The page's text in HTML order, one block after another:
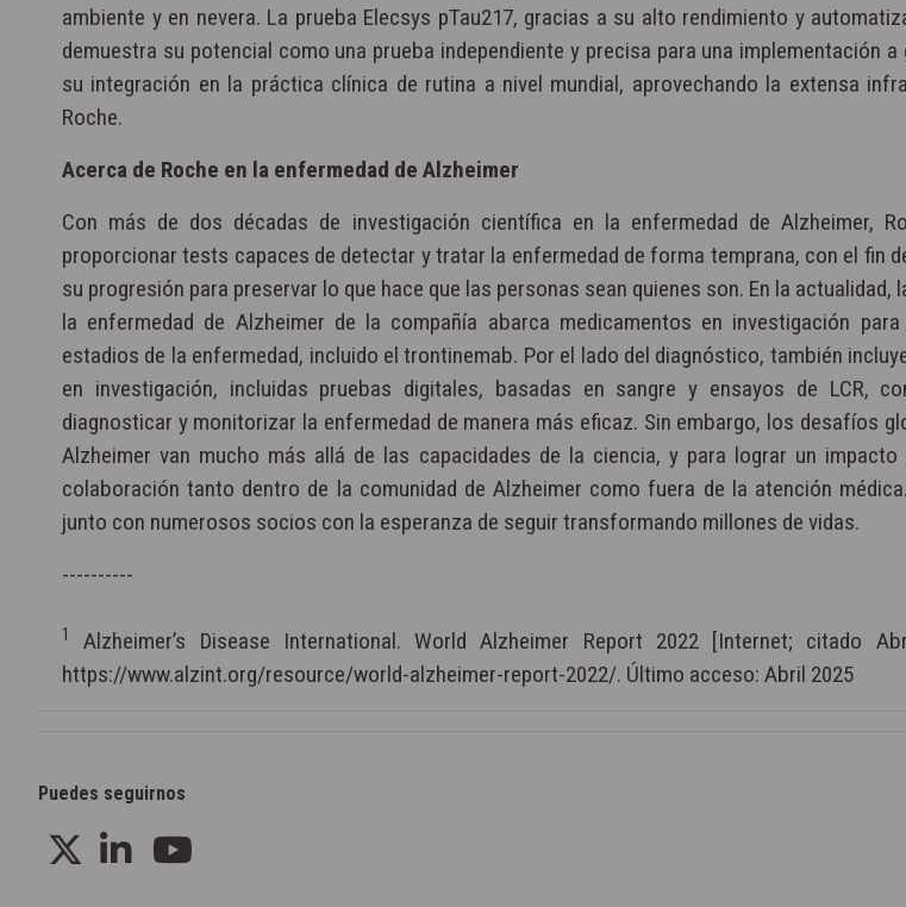
ambiente y en nevera. La prueba Elecsys pTau217, gracias a su alto rendimiento y
demuestra su potencial como una prueba independiente y precisa para una implementación
su integración en la práctica clínica de rutina a nivel mundial, aprovechando la extensa
Roche.
Acerca de Roche en la enfermedad de Alzheimer
Con más de dos décadas de investigación científica en la enfermedad de Alzheimer,
proporcionar tests capaces de detectar y tratar la enfermedad de forma temprana, con el fin
su progresión para preservar lo que hace que las personas sean quienes son. En la
la enfermedad de Alzheimer de la compañía abarca medicamentos en investigación
estadios de la enfermedad, incluido el trontinemab. Por el lado del diagnóstico, también
en investigación, incluidas pruebas digitales, basadas en sangre y ensayos de LCR,
diagnosticar y monitorizar la enfermedad de manera más eficaz. Sin embargo, los desafíos
Alzheimer van mucho más allá de las capacidades de la ciencia, y para lograr un
colaboración tanto dentro de la comunidad de Alzheimer como fuera de la atención
junto con numerosos socios con la esperanza de seguir transformando millones de vidas.
----------
1
Alzheimer’s Disease International. World Alzheimer Report 2022 [Internet; citado
https://www.alzint.org/resource/world-alzheimer-report-2022/. Último acceso: Abril 2025
Puedes seguirnos